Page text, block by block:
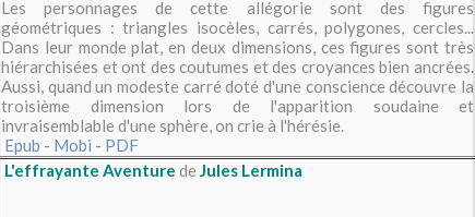
Les personnages de cette allégorie sont des figures
géométriques : triangles isocèles, carrés, polygones, cercles...
Dans leur monde plat, en deux dimensions, ces figures sont très
hiérarchisées et ont des coutumes et des croyances bien ancrées.
Aussi, quand un modeste carré doté d'une conscience découvre la
troisième dimension lors de l'apparition soudaine et
invraisemblable d'une sphère, on crie à l'hérésie.
Epub - Mobi - PDF
L'effrayante Aventure de Jules Lermina